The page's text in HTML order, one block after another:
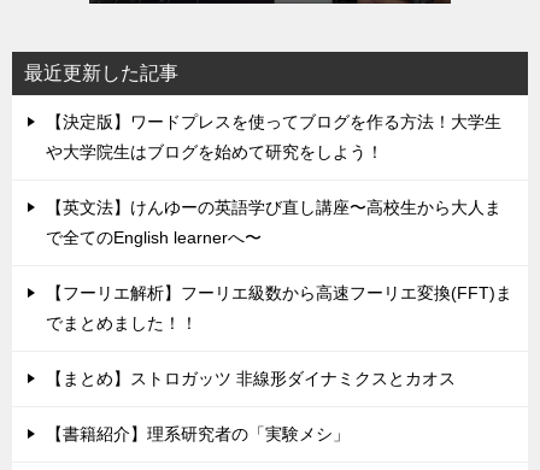
最近更新した記事
【決定版】ワードプレスを使ってブログを作る方法！大学生
や大学院生はブログを始めて研究をしよう！
【英文法】けんゆーの英語学び直し講座〜高校生から大人ま
で全てのEnglish learnerへ〜
【フーリエ解析】フーリエ級数から高速フーリエ変換(FFT)ま
でまとめました！！
【まとめ】ストロガッツ 非線形ダイナミクスとカオス
【書籍紹介】理系研究者の「実験メシ」